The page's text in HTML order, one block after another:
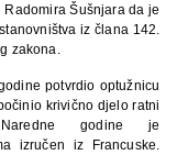
Šušnjara da je
iz člana 142.
zakona.
potvrdio optužnicu
krivično djelo ratni
godine je
izručen iz Francuske.